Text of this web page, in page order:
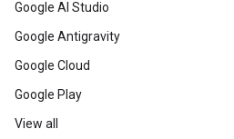
Google AI Studio
Google Antigravity
Google Cloud
Google Play
View all